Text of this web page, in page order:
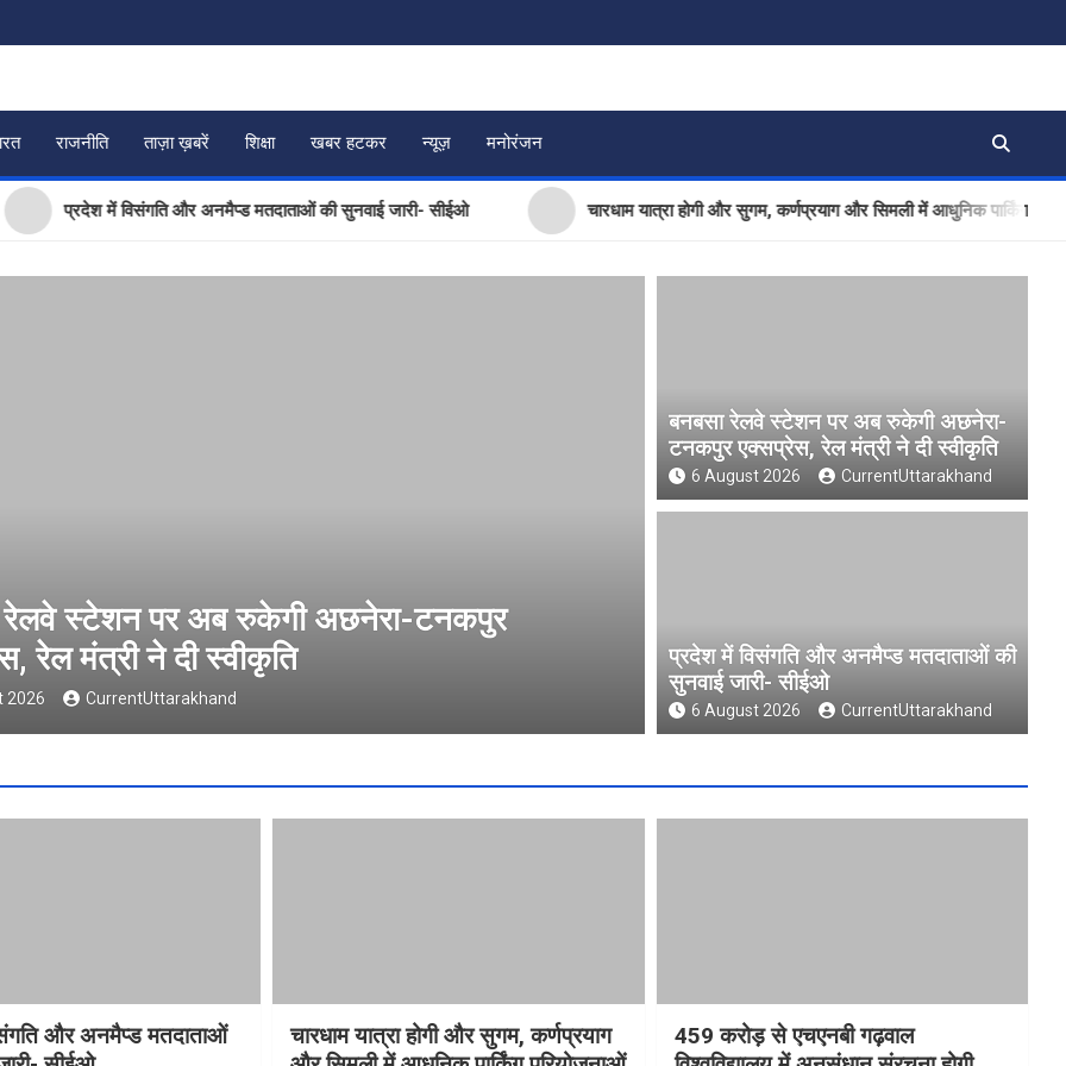
राजनीति ताज़ा ख़बरें शिक्षा खबर हटकर न्यूज़ मनोरंजन
प्रदेश में विसंगति और अनमैप्ड मतदाताओं की सुनवाई जारी- सीईओ चारधाम यात्रा होगी और सुगम, कर्णप्रयाग और सिमली में आधुनिक पार्किंग परियोजनाओं
पर अब रुकेगी अछनेरा-टनकपुर
दी स्वीकृति
CurrentUttarakhand
बनबसा रेलवे स्टेशन पर अब रुकेगी अछनेरा-
टनकपुर एक्सप्रेस, रेल मंत्री ने दी स्वीकृति
6 August 2026 CurrentUttarakhand
प्रदेश में विसंगति और अनमैप्ड मतदाताओं की
सुनवाई जारी- सीईओ
6 August 2026 CurrentUttarakhand
और अनमैप्ड मतदाताओं
चारधाम यात्रा होगी और सुगम, कर्णप्रयाग
459 करोड़ से एचएनबी गढ़वाल